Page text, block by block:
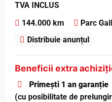
TVA INCLUS
144.000 km
Parc
Distribuie anunțul
Beneficii extra
Primești 1 an garanție
(cu posibilitate de